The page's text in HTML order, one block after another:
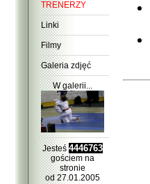
TRENERZY
Linki
Filmy
Galeria zdjęć
W galerii...
Jesteś4446763
gościem na
stronie
od 27.01.2005